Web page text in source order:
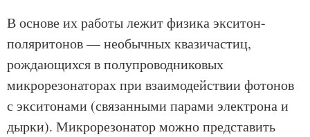
В основе их работы лежит физика экситон-
поляритонов — необычных квазичастиц,
рождающихся в полупроводниковых
микрорезонаторах при взаимодействии фотонов
с экситонами (связанными парами электрона и
дырки). Микрорезонатор можно представить